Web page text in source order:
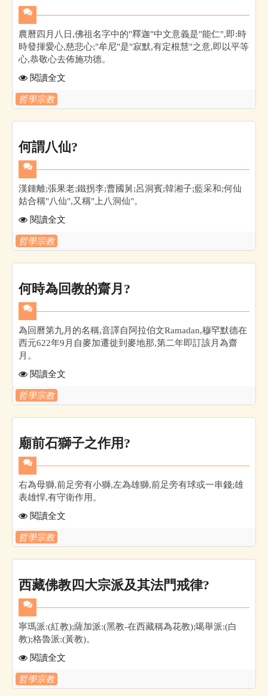
農曆四月八日,佛祖名字中的"釋迦"中文意義是"能仁",即:時
時發揮愛心,慈悲心;"牟尼"是"寂默,有定根慧"之意,即以平等
心,恭敬心去佈施功德。
閱讀全文
哲學宗教
何謂八仙?
漢鍾離;張果老;鐵拐李;曹國舅;呂洞賓;韓湘子;藍采和;何仙
姑合稱"八仙",又稱"上八洞仙"。
閱讀全文
哲學宗教
何時為回教的齋月?
為回曆第九月的名稱,音譯自阿拉伯文Ramadan,穆罕默德在
西元622年9月自麥加遷徙到麥地那,第二年即訂該月為齋
月。
閱讀全文
哲學宗教
廟前石獅子之作用?
右為母獅,前足旁有小獅,左為雄獅,前足旁有球或一串錢;雄
表雄悍,有守衛作用。
閱讀全文
哲學宗教
西藏佛教四大宗派及其法門戒律?
寧瑪派:(紅教);薩加派:(黑教-在西藏稱為花教);噶舉派:(白
教);格魯派:(黃教)。
閱讀全文
哲學宗教